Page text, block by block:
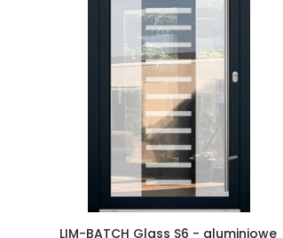
LIM-BATCH Glass S6 - aluminiowe